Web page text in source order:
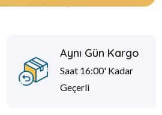
Aynı Gün Kargo
Saat 16:00' Kadar
Geçerli